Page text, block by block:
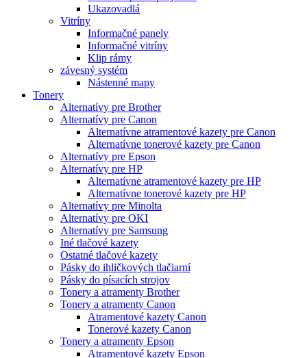
Ukazovadlá
Vitríny
Informačné panely
Informačné vitríny
Klip rámy
závesný systém
Nástenné mapy
Tonery
Alternatívy pre Brother
Alternatívy pre Canon
Alternatívne atramentové kazety pre Canon
Alternatívne tonerové kazety pre Canon
Alternatívy pre Epson
Alternatívy pre HP
Alternatívne atramentové kazety pre HP
Alternatívne tonerové kazety pre HP
Alternatívy pre Minolta
Alternatívy pre OKI
Alternatívy pre Samsung
Iné tlačové kazety
Ostatné tlačové kazety
Pásky do ihličkových tlačiarní
Pásky do písacích strojov
Tonery a atramenty Brother
Tonery a atramenty Canon
Atramentové kazety Canon
Tonerové kazety Canon
Tonery a atramenty Epson
Atramentové kazety Epson